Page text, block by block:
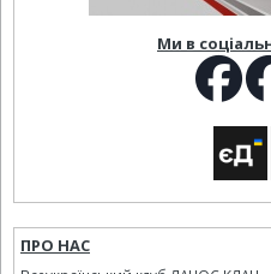
Ми в
ПРО НАС